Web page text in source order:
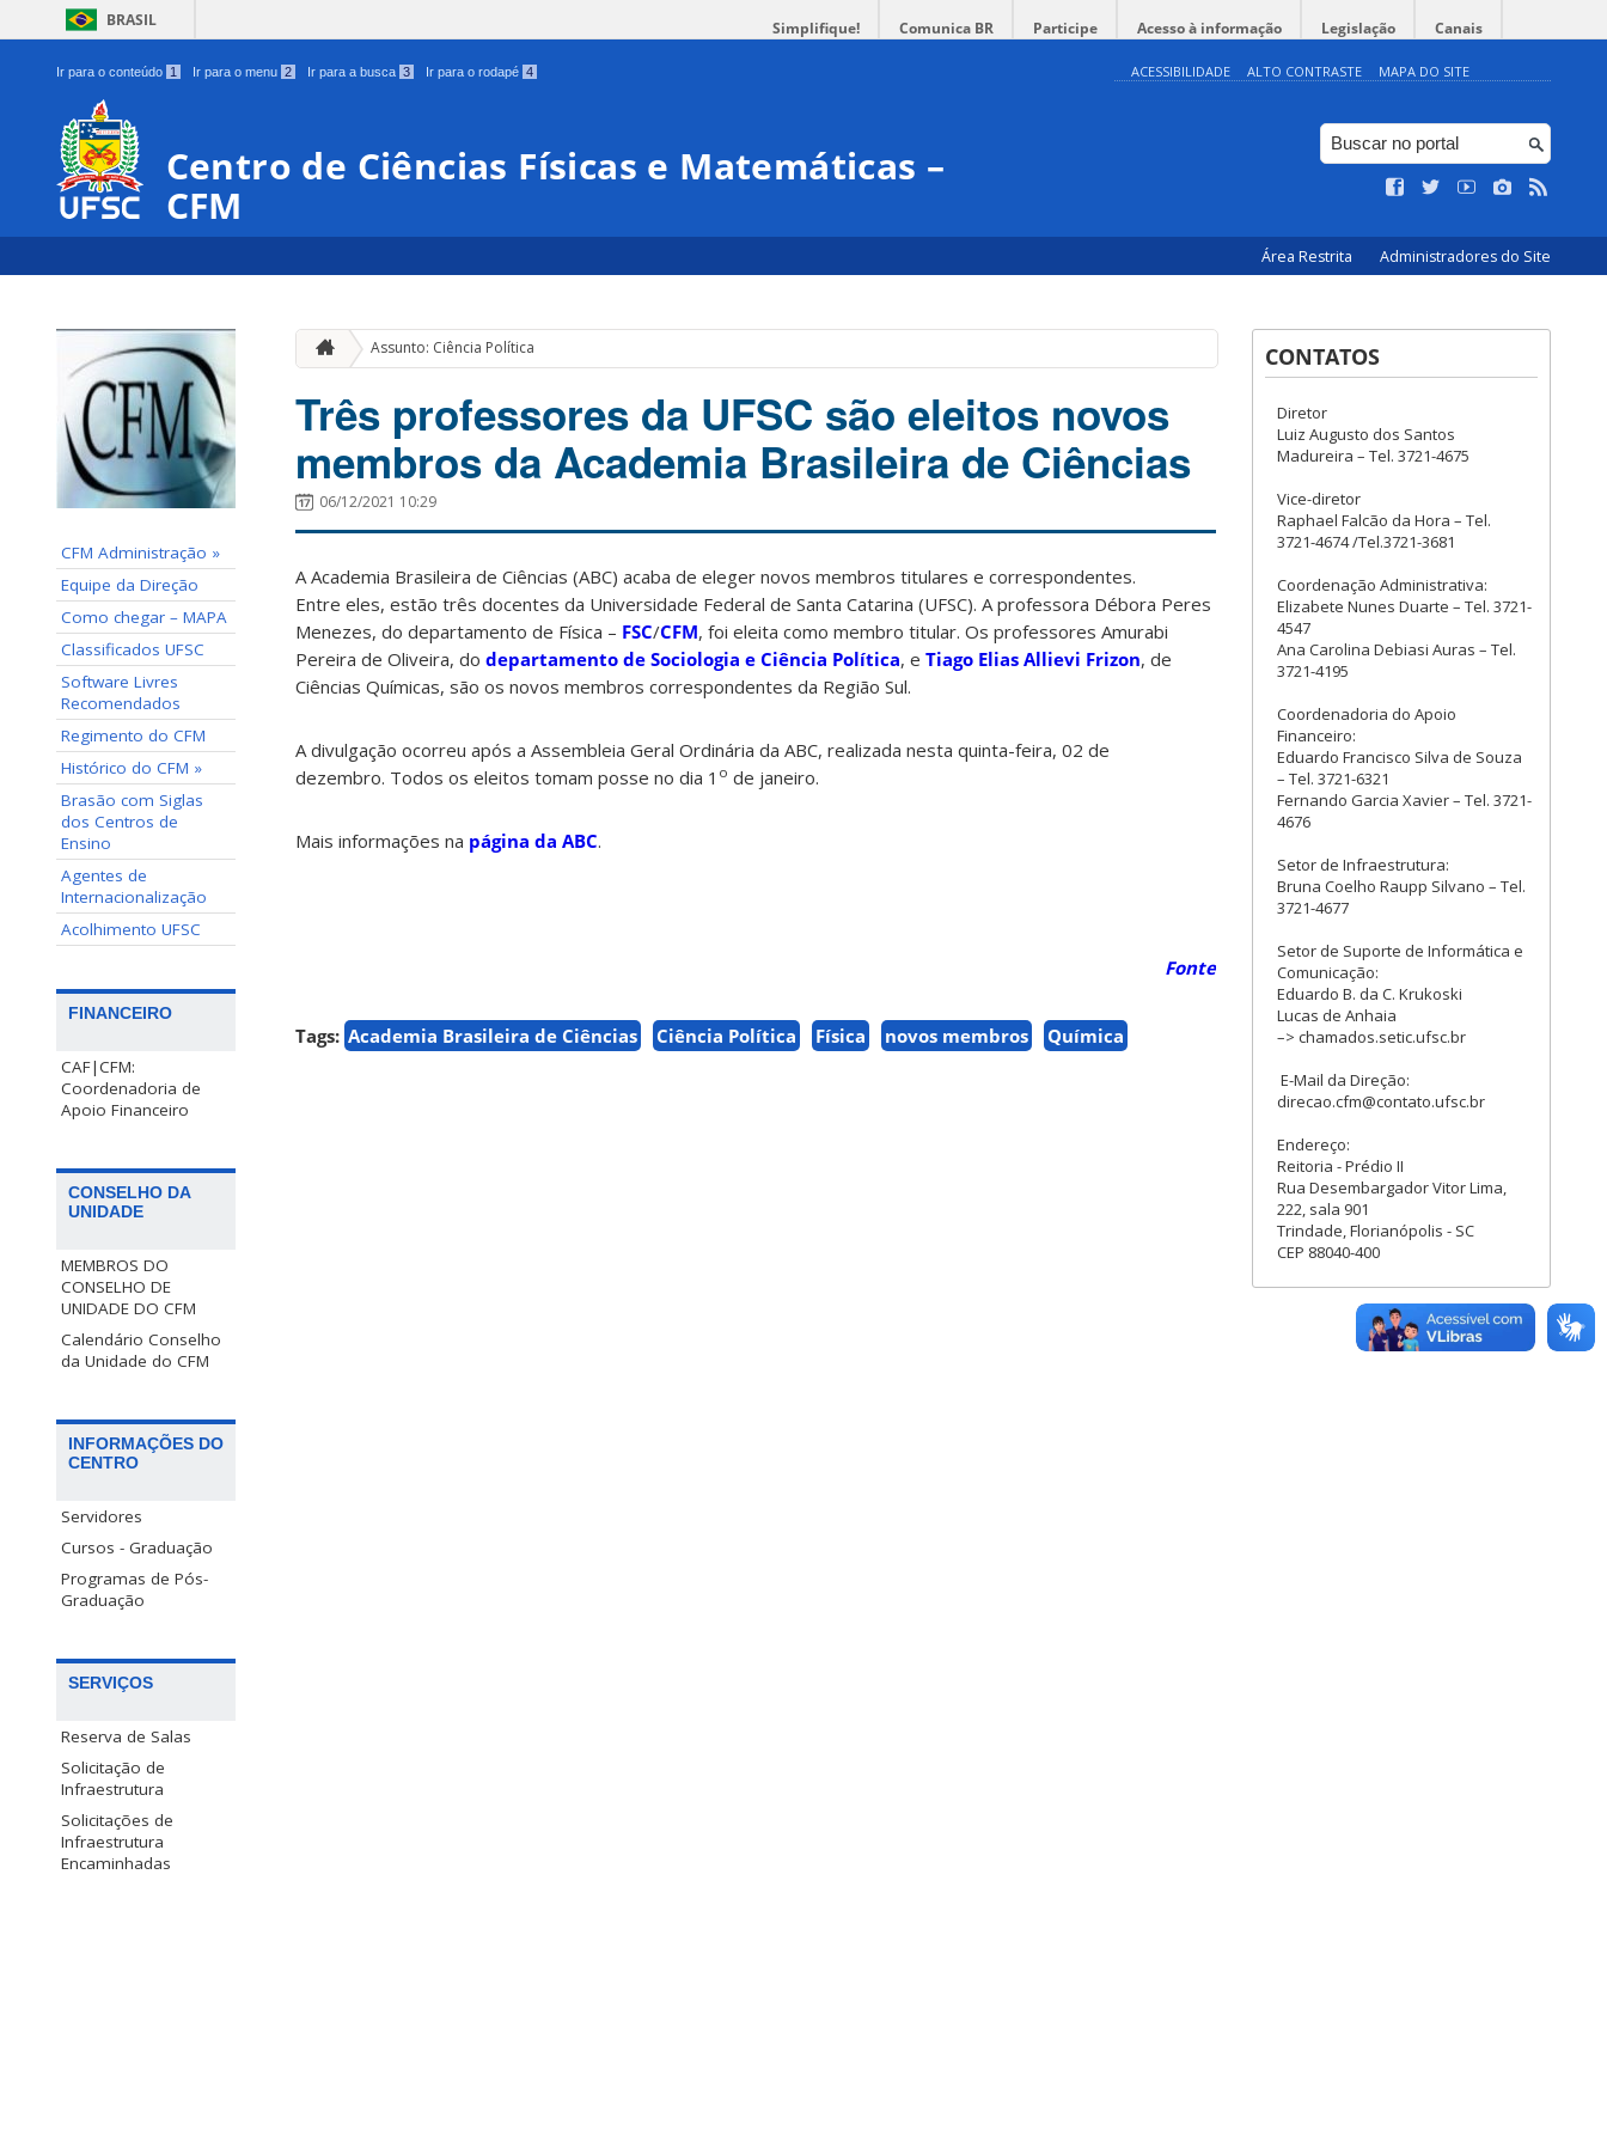
BRASIL Simplifique! Comunica BR Participe Acesso à informação Legislação Canais
Ir para o conteúdo 1 Ir para o menu 2 Ir para a busca 3 Ir para o rodapé 4 ACESSIBILIDADE ALTO CONTRASTE MAPA DO SITE
Centro de Ciências Físicas e Matemáticas –
CFM
Área Restrita Administradores do Site
CFM Administração »
Equipe da Direção
Como chegar – MAPA
Classificados UFSC
Software Livres
Recomendados
Regimento do CFM
Histórico do CFM »
Brasão com Siglas
dos Centros de
Ensino
Agentes de
Internacionalização
Acolhimento UFSC
FINANCEIRO
CAF|CFM:
Coordenadoria de
Apoio Financeiro
CONSELHO DA
UNIDADE
MEMBROS DO
CONSELHO DE
UNIDADE DO CFM
Calendário Conselho
da Unidade do CFM
INFORMAÇÕES DO
CENTRO
Servidores
Cursos - Graduação
Programas de Pós-
Graduação
SERVIÇOS
Reserva de Salas
Solicitação de
Infraestrutura
Solicitações de
Infraestrutura
Encaminhadas
Assunto: Ciência Política
Três professores da UFSC são eleitos novos
membros da Academia Brasileira de Ciências
06/12/2021 10:29
A Academia Brasileira de Ciências (ABC) acaba de eleger novos membros titulares e correspondentes.
Entre eles, estão três docentes da Universidade Federal de Santa Catarina (UFSC). A professora Débora Peres
Menezes, do departamento de Física – FSC/CFM, foi eleita como membro titular. Os professores Amurabi
Pereira de Oliveira, do departamento de Sociologia e Ciência Política, e Tiago Elias Allievi Frizon, de
Ciências Químicas, são os novos membros correspondentes da Região Sul.
A divulgação ocorreu após a Assembleia Geral Ordinária da ABC, realizada nesta quinta-feira, 02 de
dezembro. Todos os eleitos tomam posse no dia 1 o de janeiro.
Mais informações na página da ABC.
Fonte
Tags: Academia Brasileira de Ciências Ciência Política Física novos membros Química
CONTATOS
Diretor
Luiz Augusto dos Santos
Madureira – Tel. 3721-4675
Vice-diretor
Raphael Falcão da Hora – Tel.
3721-4674 /Tel.3721-3681
Coordenação Administrativa:
Elizabete Nunes Duarte – Tel. 3721-
4547
Ana Carolina Debiasi Auras – Tel.
3721-4195
Coordenadoria do Apoio
Financeiro:
Eduardo Francisco Silva de Souza
– Tel. 3721-6321
Fernando Garcia Xavier – Tel. 3721-
4676
Setor de Infraestrutura:
Bruna Coelho Raupp Silvano – Tel.
3721-4677
Setor de Suporte de Informática e
Comunicação:
Eduardo B. da C. Krukoski
Lucas de Anhaia
–> chamados.setic.ufsc.br
E-Mail da Direção:
direcao.cfm@contato.ufsc.br
Endereço:
Reitoria - Prédio II
Rua Desembargador Vitor Lima,
222, sala 901
Trindade, Florianópolis - SC
CEP 88040-400